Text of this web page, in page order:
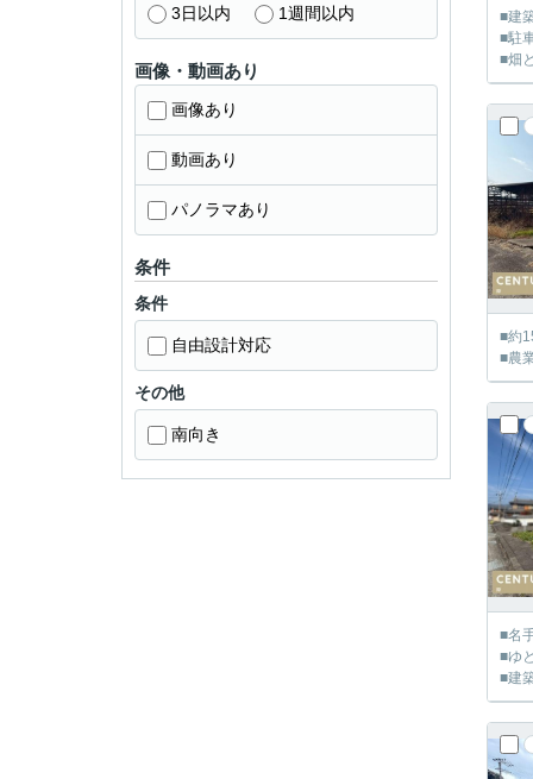
■建
■駐
■畑
■約
■農
■名
■ゆ
■建
3日以内 1週間以内
画像・動画あり
画像あり
動画あり
パノラマあり
条件
条件
自由設計対応
その他
南向き